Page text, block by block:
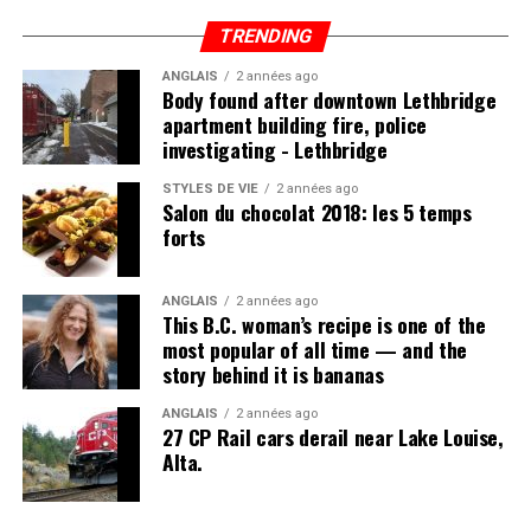
TRENDING
ANGLAIS 2 années ago
Body found after downtown Lethbridge
apartment building fire, police
investigating - Lethbridge
STYLES DE VIE 2 années ago
Salon du chocolat 2018: les 5 temps
forts
ANGLAIS 2 années ago
This B.C. woman’s recipe is one of the
most popular of all time — and the
story behind it is bananas
ANGLAIS 2 années ago
27 CP Rail cars derail near Lake Louise,
Alta.